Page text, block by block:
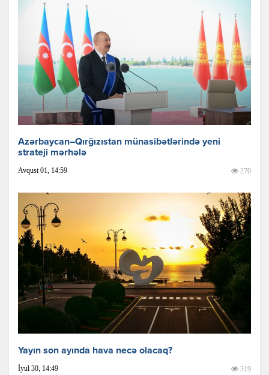
Azərbaycan–Qırğızıstan münasibətlərində yeni
strateji mərhələ
Avqust 01, 14:59 270
Yayın son ayında hava necə olacaq?
İyul 30, 14:49 319